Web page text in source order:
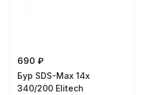
690 ₽
Бур SDS-Max 14x
340/200 Elitech